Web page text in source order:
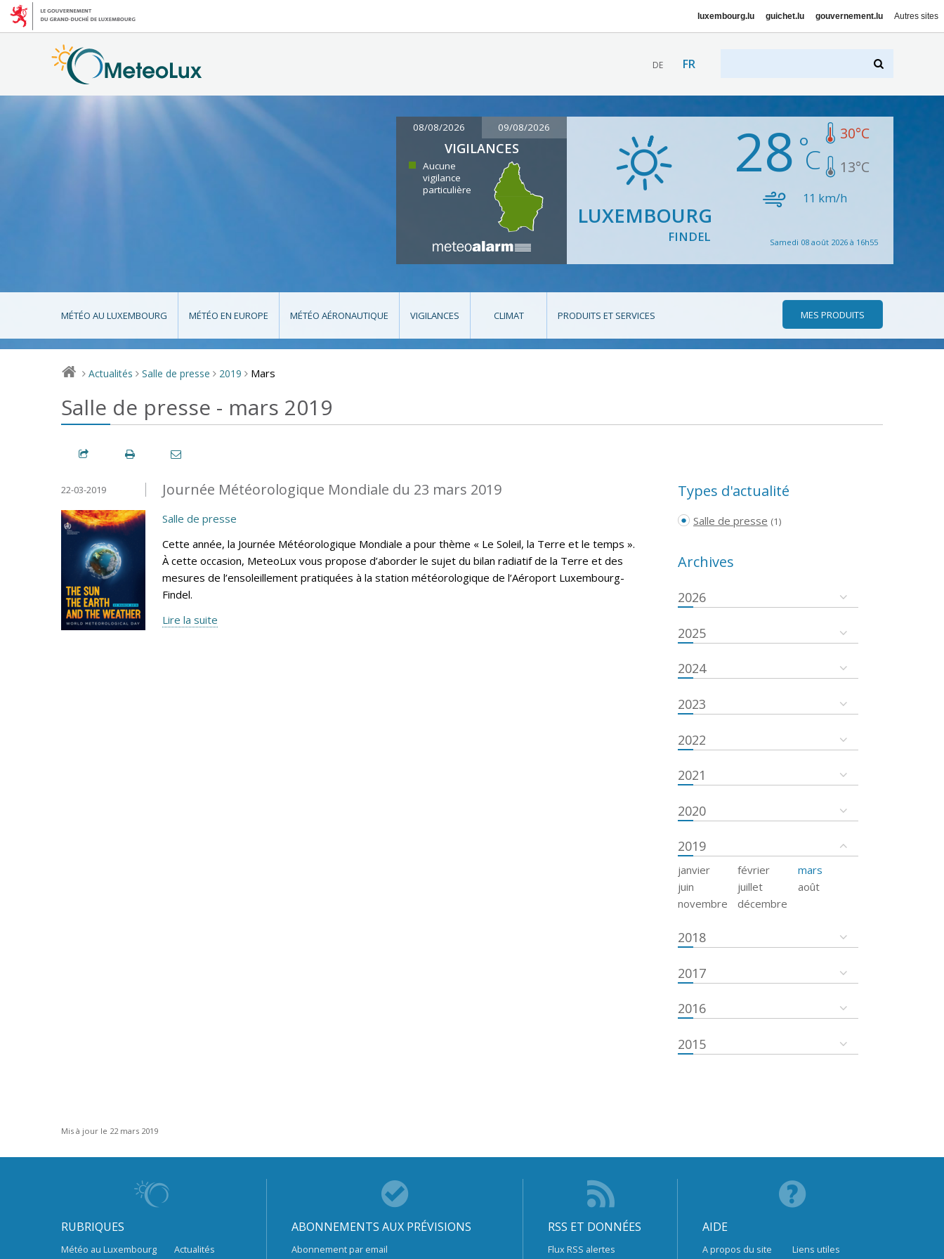
luxembourg.lu guichet.lu gouvernement.lu Autres sites
DE FR
08/08/2026 09/08/2026
VIGILANCES
Aucune
vigilance
particulière
LUXEMBOURG
FINDEL
28 30°C
13°C
11 km/h
Samedi 08 août 2026 à 16h55
MÉTÉO AU LUXEMBOURG MÉTÉO EN EUROPE MÉTÉO AÉRONAUTIQUE VIGILANCES CLIMAT PRODUITS ET SERVICES MES PRODUITS
> Actualités > Salle de presse > 2019 > Mars
Salle de presse - mars 2019
Journée Météorologique Mondiale du 23 mars 2019
22-03-2019
Salle de presse
Cette année, la Journée Météorologique Mondiale a pour thème « Le Soleil, la Terre et le temps ».
À cette occasion, MeteoLux vous propose d’aborder le sujet du bilan radiatif de la Terre et des
mesures de l’ensoleillement pratiquées à la station météorologique de l’Aéroport Luxembourg-
Findel.
Lire la suite
Types d'actualité
Salle de presse (1)
Archives
2026
2025
2024
2023
2022
2021
2020
2019
janvier février
mars
juin
juillet
août
novembre
décembre
2018
2017
2016
2015
Mis à jour le 22 mars 2019
RUBRIQUES
Météo au Luxembourg Actualités
ABONNEMENTS AUX PRÉVISIONS
Abonnement par email
RSS ET DONNÉES
Flux RSS alertes
AIDE
A propos du site Liens utiles